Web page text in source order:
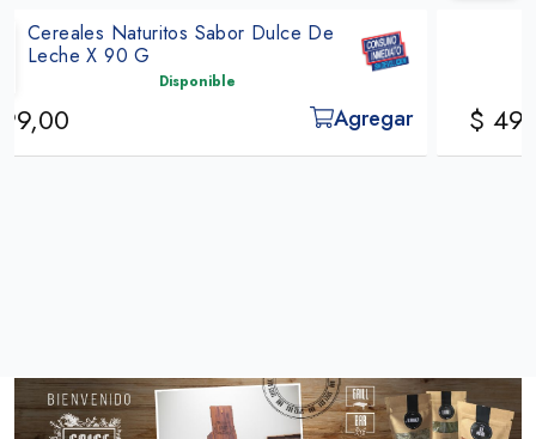
Mermelada Diet Beepure Arandanos
240g
$ 4999,00 Agregar